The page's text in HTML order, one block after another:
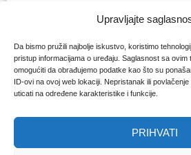
Upravljajte
Da bismo pružili najbolje iskustvo, koristimo
pristup informacijama o uređaju. Saglasnost sa ovim
omogućiti da obrađujemo podatke kao što su
ID-ovi na ovoj web lokaciji. Nepristanak ili
uticati na određene karakteristike i funkcije.
PRIHVATI